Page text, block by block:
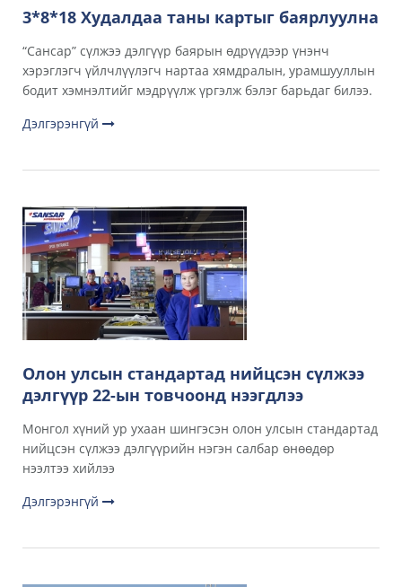
3*8*18 Худалдаа таны картыг баярлуулна
“Сансар” сүлжээ дэлгүүр баярын өдрүүдээр үнэнч
хэрэглэгч үйлчлүүлэгч нартаа хямдралын, урамшууллын
бодит хэмнэлтийг мэдрүүлж үргэлж бэлэг барьдаг билээ.
Дэлгэрэнгүй
Олон улсын стандартад нийцсэн сүлжээ
дэлгүүр 22-ын товчоонд нээгдлээ
Монгол хүний ур ухаан шингэсэн олон улсын стандартад
нийцсэн сүлжээ дэлгүүрийн нэгэн салбар өнөөдөр
нээлтээ хийлээ
Дэлгэрэнгүй